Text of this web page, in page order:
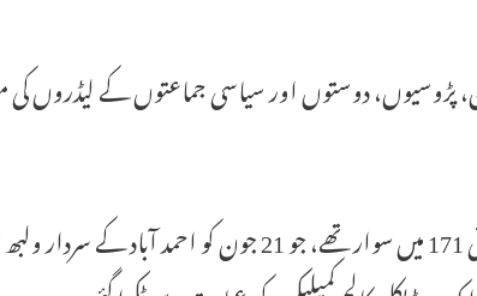
دوستوں اور سیاسی جماعتوں کے لیڈروں کی
عرفان لندن جانے والی ایئر انڈیا کی فلائٹ، اے آئی 171 میں سوار تھے، جو 21 جون کو